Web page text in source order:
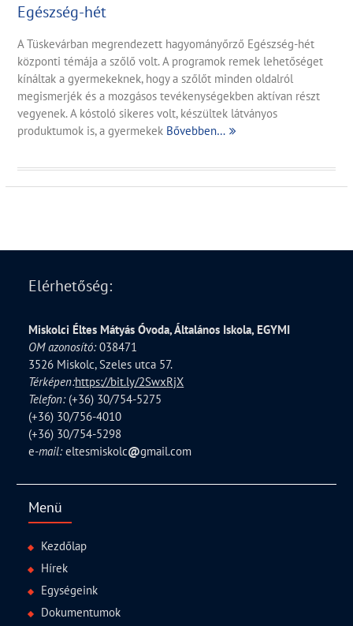
Egészség-hét
A Tüskevárban megrendezett hagyományőrző Egészség-hét
központi témája a szőlő volt. A programok remek lehetőséget
kínáltak a gyermekeknek, hogy a szőlőt minden oldalról
megismerjék és a mozgásos tevékenységekben aktívan részt
vegyenek. A kóstoló sikeres volt, készültek látványos
produktumok is, a gyermekek Bővebben…
Elérhetőség:
Miskolci Éltes Mátyás Óvoda, Általános Iskola, EGYMI
OM azonosító:038471
3526 Miskolc, Szeles utca 57.
Térképen:https://bit.ly/2SwxRjX
Telefon:(+36) 30/754-5275
(+36) 30/756-4010
(+36) 30/754-5298
e-mail:eltesmiskolc@gmail.com
Menü
Kezdőlap
Hírek
Egységeink
Dokumentumok